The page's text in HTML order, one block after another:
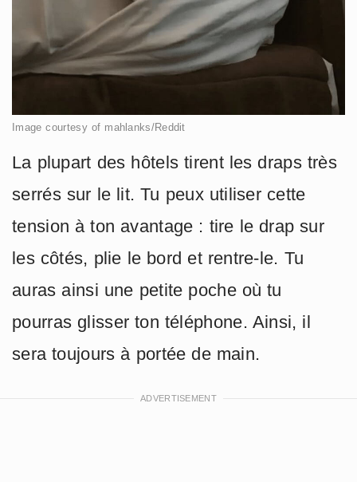
Image courtesy of mahlanks/Reddit
La plupart des hôtels tirent les draps très
serrés sur le lit. Tu peux utiliser cette
tension à ton avantage : tire le drap sur
les côtés, plie le bord et rentre-le. Tu
auras ainsi une petite poche où tu
pourras glisser ton téléphone. Ainsi, il
sera toujours à portée de main.